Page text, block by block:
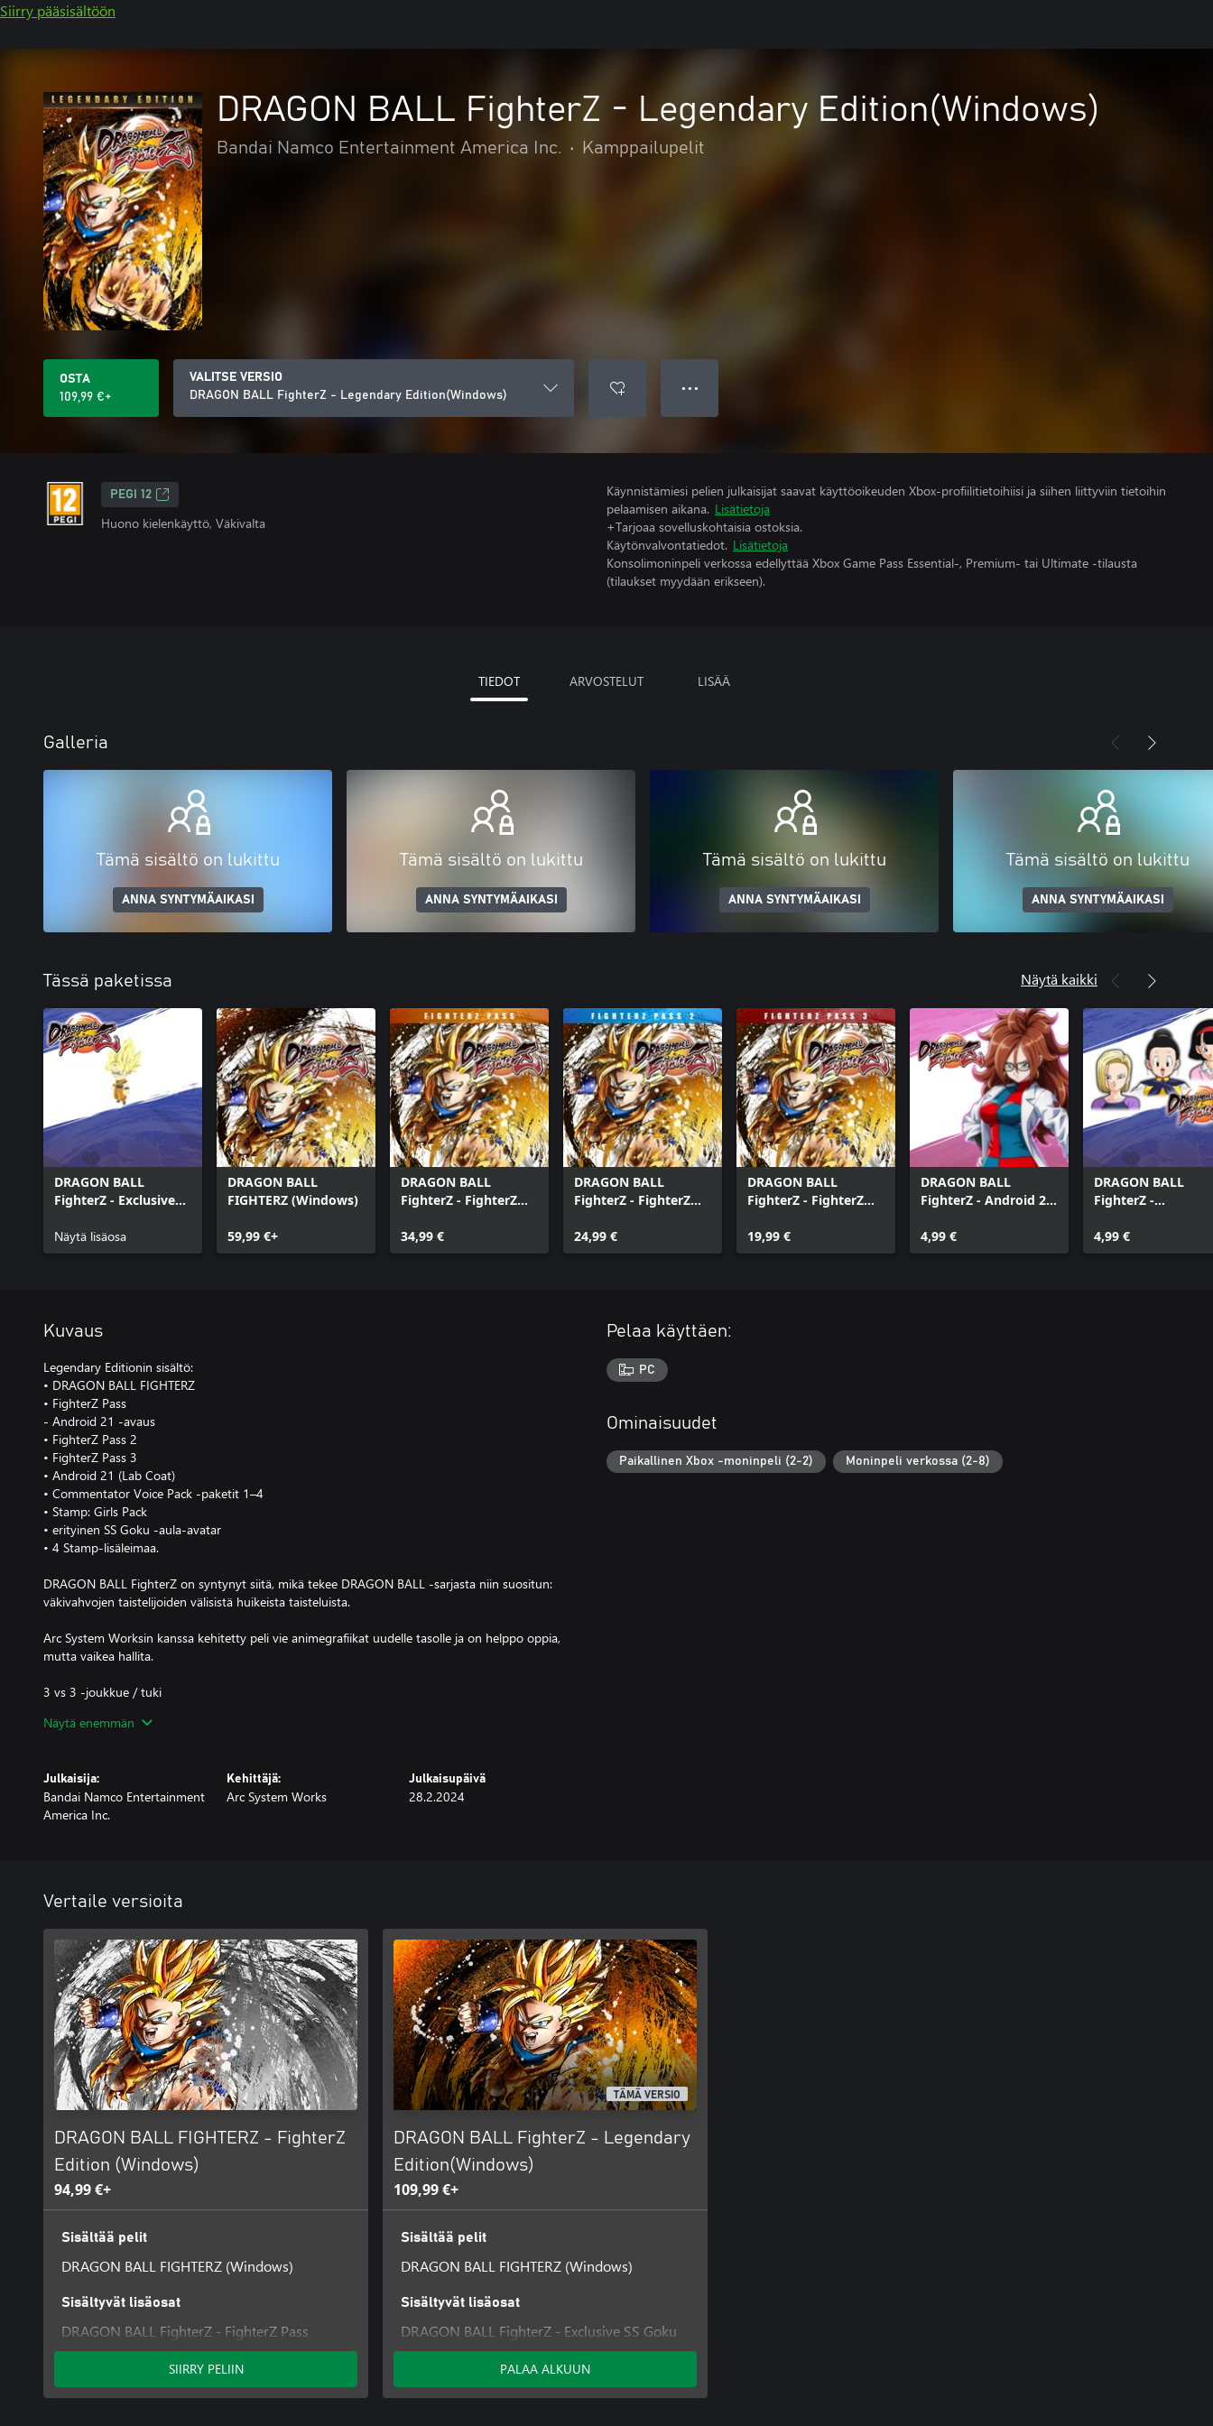
Siirry pääsisältöön
DRAGON BALL FighterZ - Legendary Edition(Windows)
Bandai Namco Entertainment America Inc. • Kamppailupelit
OSTA
109,99 €+
VALITSE VERSIO
DRAGON BALL FighterZ - Legendary Edition(Windows)
● ● ●
PEGI 12
Huono kielenkäyttö, Väkivalta
Käynnistämiesi pelien julkaisijat saavat käyttöoikeuden Xbox-profiilitietoihiisi ja siihen liittyviin tietoihin
pelaamisen aikana. Lisätietoja
+Tarjoaa sovelluskohtaisia ostoksia.
Käytönvalvontatiedot. Lisätietoja
Konsolimoninpeli verkossa edellyttää Xbox Game Pass Essential-, Premium- tai Ultimate -tilausta
(tilaukset myydään erikseen).
TIEDOT ARVOSTELUT LISÄÄ
Galleria
Tämä sisältö on lukittu
ANNA SYNTYMÄAIKASI
Tämä sisältö on lukittu
ANNA SYNTYMÄAIKASI
Tämä sisältö on lukittu
ANNA SYNTYMÄAIKASI
Tämä sisältö on lukittu
ANNA SYNTYMÄAIKASI
Tässä paketissa Näytä kaikki
DRAGON BALL
FighterZ - Exclusive
Avatar (Windows)
Näytä lisäosa
DRAGON BALL
FIGHTERZ (Windows)
59,99 €+
DRAGON BALL
FighterZ - FighterZ
34,99 €
DRAGON BALL
FighterZ - FighterZ
24,99 €
DRAGON BALL
FighterZ - FighterZ
19,99 €
DRAGON BALL
FighterZ - Android 21
4,99 €
DRAGON BALL
FighterZ -
Pack (Windows)
4,99 €
Kuvaus
Legendary Editionin sisältö:
• DRAGON BALL FIGHTERZ
• FighterZ Pass
- Android 21 -avaus
• FighterZ Pass 2
• FighterZ Pass 3
• Android 21 (Lab Coat)
• Commentator Voice Pack -paketit 1–4
• Stamp: Girls Pack
• erityinen SS Goku -aula-avatar
• 4 Stamp-lisäleimaa.
DRAGON BALL FighterZ on syntynyt siitä, mikä tekee DRAGON BALL -sarjasta niin suositun:
väkivahvojen taistelijoiden välisistä huikeista taisteluista.
Arc System Worksin kanssa kehitetty peli vie animegrafiikat uudelle tasolle ja on helppo oppia,
mutta vaikea hallita.
3 vs 3 -joukkue / tuki
Eksklusiivinen tarinatila
Näe ennennäkemättömässä kohtauksessa upouusi Android 21 -hahmo, jonka suunnittelua valvoi
Näytä enemmän
Julkaisija:
Bandai Namco Entertainment
America Inc.
Kehittäjä:
Arc System Works
Julkaisupäivä
28.2.2024
Pelaa käyttäen:
PC
Ominaisuudet
Paikallinen Xbox -moninpeli (2-2) Moninpeli verkossa (2-8)
Vertaile versioita
DRAGON BALL FIGHTERZ - FighterZ
Edition (Windows)
94,99 €+
Sisältää pelit
DRAGON BALL FIGHTERZ (Windows)
Sisältyvät lisäosat
DRAGON BALL FighterZ - FighterZ Pass
SIIRRY PELIIN
TÄMÄ VERSIO
DRAGON BALL FighterZ - Legendary
Edition(Windows)
109,99 €+
Sisältää pelit
DRAGON BALL FIGHTERZ (Windows)
Sisältyvät lisäosat
DRAGON BALL FighterZ - Exclusive SS Goku
Lobby Avatar (Windows)
DRAGON BALL FighterZ - FighterZ Pass
DRAGON BALL FighterZ - FighterZ Pass 2
PALAA ALKUUN